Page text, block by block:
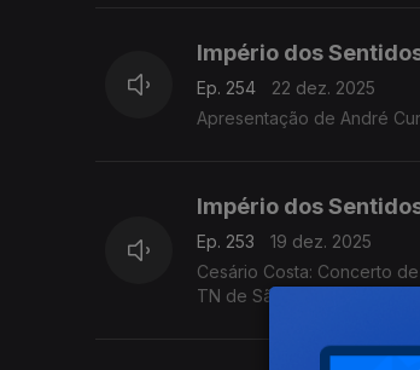
Império dos
Ep. 254
22 dez. 2025
Apresentação de André
Império dos
Ep. 253
19 dez. 2025
Cesário Costa: Concerto
TN de São Carlos, dia 21